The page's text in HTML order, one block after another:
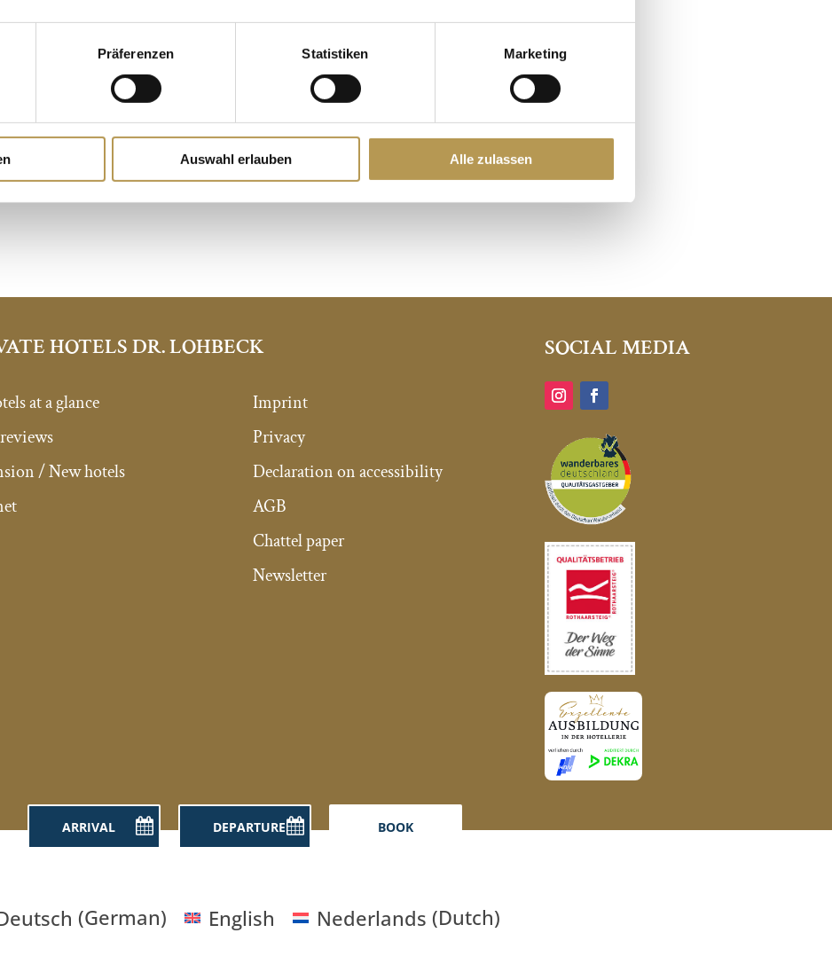
Präferenzen Statistiken Marketing
Auswahl erlauben Alle zulassen
menu
for the duration of your
HOTELS DR. LOHBECK
at a glance
/ New hotels
Imprint
Privacy
Declaration on accessibility
AGB
Chattel paper
Newsletter
SOCIAL MEDIA
(German) English Nederlands (Dutch)